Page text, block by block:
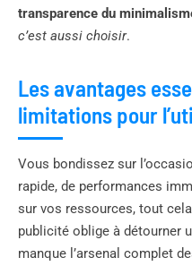
transparence du
c’est aussi choisir.
Les avantages
limitations pour
Vous bondissez sur
rapide, de performances
sur vos ressources, tout
publicité oblige à détourner
manque l’arsenal complet